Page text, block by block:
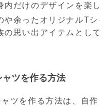
内だけのデザインを楽し
や余ったオリジナルTシ
の思い出アイテムとし
ツを作る方法
ツを作る方法は、自作